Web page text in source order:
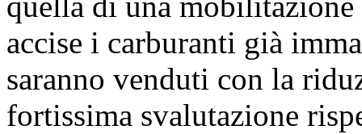
accise i carburanti già
saranno venduti con la
fortissima svalutazione